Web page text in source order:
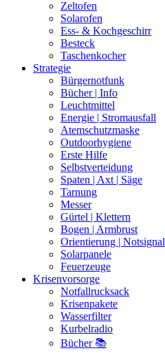
Zeltofen
Solarofen
Ess- & Kochgeschirr
Besteck
Taschenkocher
Strategie
Bürgernotfunk
Bücher | Info
Leuchtmittel
Energie | Stromausfall
Atemschutzmaske
Outdoorhygiene
Erste Hilfe
Selbstverteidung
Spaten | Axt | Säge
Tarnung
Messer
Gürtel | Klettern
Bogen | Armbrust
Orientierung | Notsignal
Solarpanele
Feuerzeuge
Krisenvorsorge
Notfallrucksack
Krisenpakete
Wasserfilter
Kurbelradio
Bücher 📚